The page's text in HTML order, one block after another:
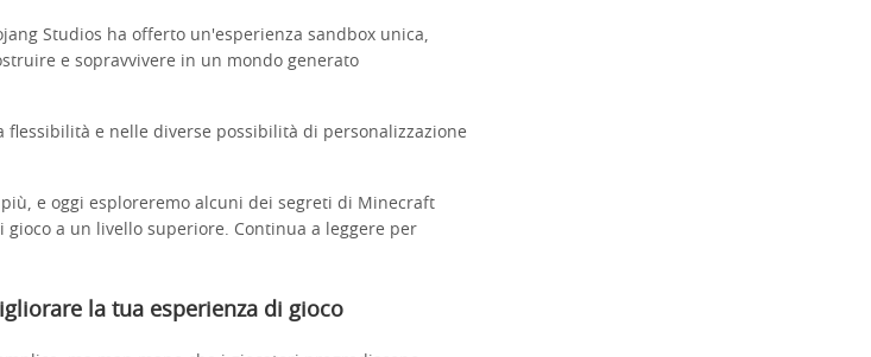
Studios ha offerto un'esperienza sandbox unica,
e sopravvivere in un mondo generato
flessibilità e nelle diverse possibilità di personalizzazione
e oggi esploreremo alcuni dei segreti di Minecraft
a un livello superiore. Continua a leggere per
la tua esperienza di gioco